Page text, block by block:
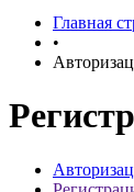
Главная
•